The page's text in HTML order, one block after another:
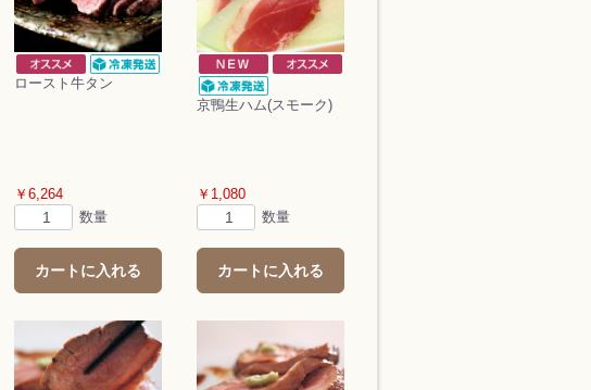
ロースト牛タン
￥6,264
数量
カートに入れる
京鴨生ハム(スモーク)
￥1,080
数量
カートに入れる